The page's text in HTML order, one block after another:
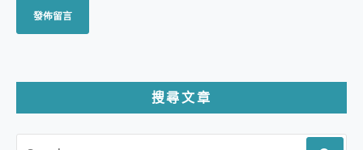
搜尋文章